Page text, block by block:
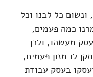
כל לבנו וכל
כמה פעמים,
מעשהו, ולכן
לו מזון פעמים,
בעסק עבודת